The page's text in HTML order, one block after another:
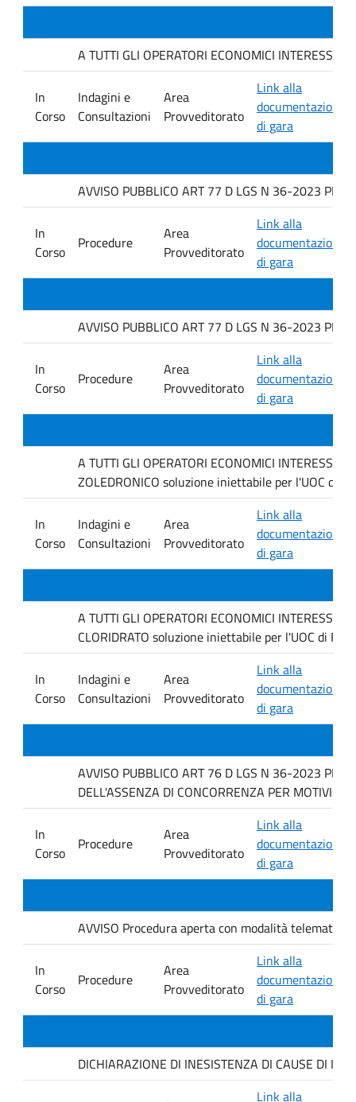
A TUTTI GLI OPERATORI ECONOMICI
In
Corso
Indagini e
Consultazioni
Area
Provveditorato
Link alla
documentazione
di gara
AVVISO PUBBLICO ART 77 D LGS N 36-2023 PER
In
Corso
Procedure
Area
Provveditorato
Link alla
documentazione
di gara
AVVISO PUBBLICO ART 77 D LGS N 36-2023 PER
In
Corso
Procedure
Area
Provveditorato
Link alla
documentazione
di gara
A TUTTI GLI OPERATORI ECONOMICI
ZOLEDRONICO soluzione iniettabile per l'UOC di
In
Corso
Indagini e
Consultazioni
Area
Provveditorato
Link alla
documentazione
di gara
A TUTTI GLI OPERATORI ECONOMICI
CLORIDRATO soluzione iniettabile per l'UOC di
In
Corso
Indagini e
Consultazioni
Area
Provveditorato
Link alla
documentazione
di gara
AVVISO PUBBLICO ART 76 D LGS N 36-2023 PER
DELL'ASSENZA DI CONCORRENZA PER MOTIVI
In
Corso
Procedure
Area
Provveditorato
Link alla
documentazione
di gara
AVVISO Procedura aperta con modalità
In
Corso
Procedure
Area
Provveditorato
Link alla
documentazione
di gara
DICHIARAZIONE DI INESISTENZA DI CAUSE DI
Link alla